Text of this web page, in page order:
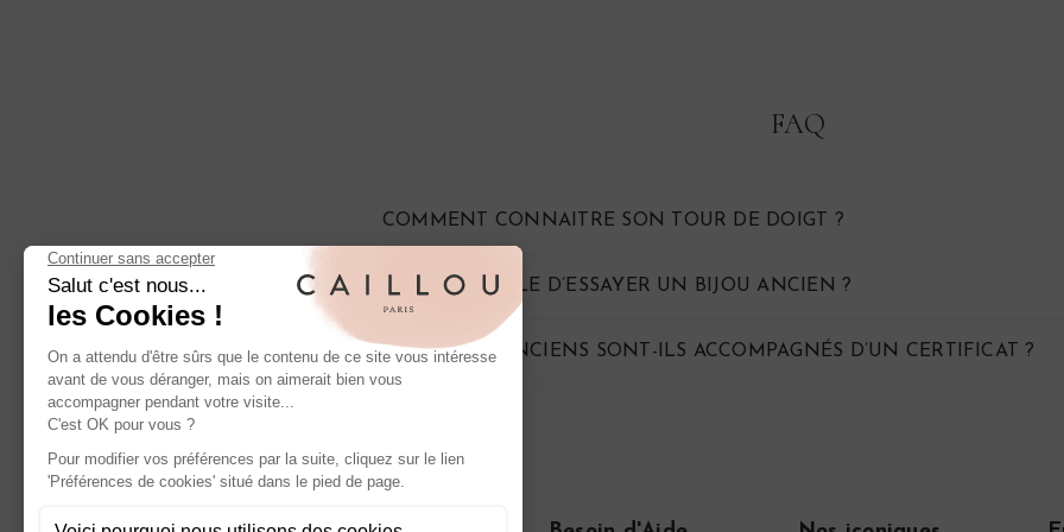
FAQ
COMMENT CONNAITRE SON TOUR DE DOIGT ?
EST-IL POSSIBLE D’ESSAYER UN BIJOU ANCIEN ?
LES BIJOUX ANCIENS SONT-ILS ACCOMPAGNÉS D’UN CERTIFICAT ?